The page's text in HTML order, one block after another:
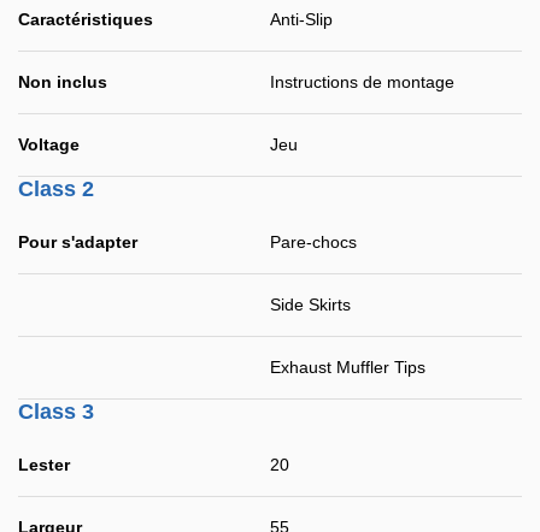
Caractéristiques Anti-Slip
Non inclus Instructions de montage
Voltage Jeu
Class 2
Pour s'adapter Pare-chocs
Side Skirts
Exhaust Muffler Tips
Class 3
Lester 20
Largeur 55